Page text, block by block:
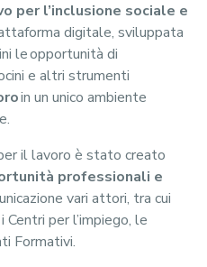
per l’inclusione sociale e
digitale, sviluppata
le opportunità di
e altri strumenti
in un unico ambiente
il lavoro è stato creato
professionali e
vari attori, tra cui
Centri per l’impiego, le
Formativi.